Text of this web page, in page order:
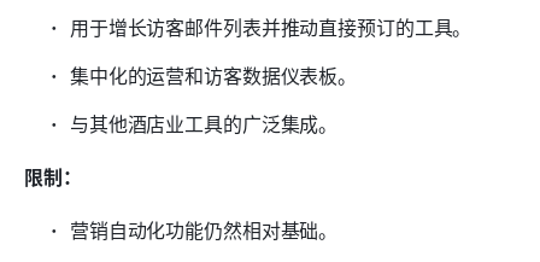
用于增长访客邮件列表并推动直接预订的工具。
集中化的运营和访客数据仪表板。
与其他酒店业工具的广泛集成。
限制：
营销自动化功能仍然相对基础。